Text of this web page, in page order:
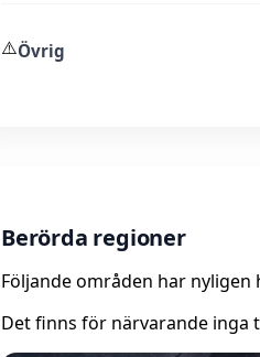
⚠️Övrig
Berörda regioner
Följande områden har
Det finns för närvarande